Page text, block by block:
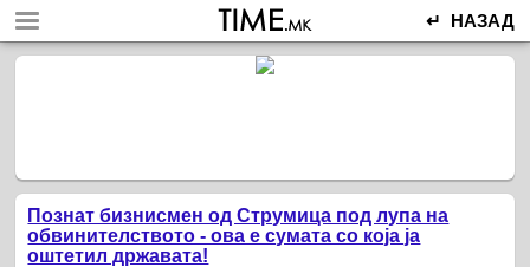
↵ НАЗАД
Познат бизнисмен од Струмица под лупа на
обвинителството - ова е сумата со која ја
оштетил државата!